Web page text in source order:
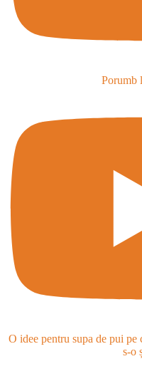
Porumb
O idee pentru supa de pui pe
s-o